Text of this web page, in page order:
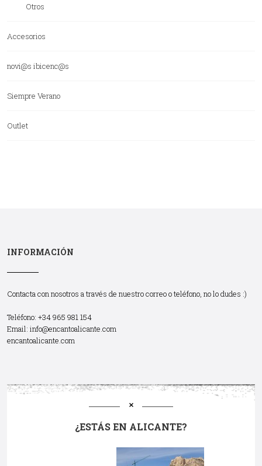
Otros
Accesorios
novi@s ibicenc@s
Siempre Verano
Outlet
INFORMACIÓN
Contacta con nosotros a través de nuestro correo o teléfono, no lo dudes :)
Teléfono: +34 965 981 154
Email: info@encantoalicante.com
encantoalicante.com
¿ESTÁS EN ALICANTE?